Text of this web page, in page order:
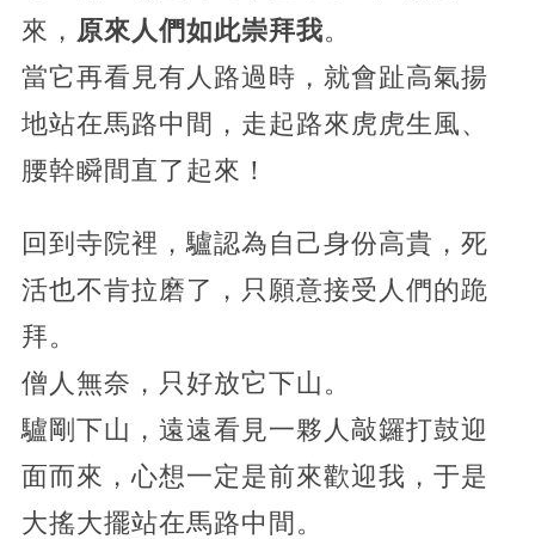
來， 原來人們如此崇拜我。
當它再看見有人路過時，就會趾高氣揚
地站在馬路中間，走起路來虎虎生風、
腰幹瞬間直了起來！
回到寺院裡，驢認為自己身份高貴，死
活也不肯拉磨了，只願意接受人們的跪
拜。
僧人無奈，只好放它下山。
驢剛下山，遠遠看見一夥人敲鑼打鼓迎
面而來，心想一定是前來歡迎我，于是
大搖大擺站在馬路中間。